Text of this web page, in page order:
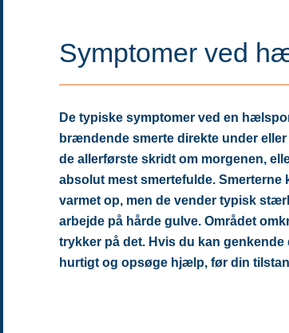
Symptomer ved
De typiske symptomer ved en
brændende smerte direkte under
de allerførste skridt om morgenen,
absolut mest smertefulde. Smerterne
varmet op, men de vender typisk
arbejde på hårde gulve. Området
trykker på det. Hvis du kan
hurtigt og opsøge hjælp, før din